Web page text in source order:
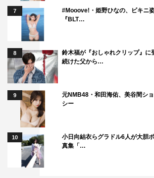
『VIVANT』©TBS
番組情報
TBS系
毎週日曜 午後9時～9時54分
※「Paravi」「U-NEXT」での配信あり
＜キャスト＞
7
#Mooove!・姫野ひなの、ビキニ
『BLT…
8
鈴木福が『おしゃれクリップ』
続けた父から…
9
元NMB48・和田海佑、美谷間シ
シー
10
小日向結衣らグラドル6人が大胆
真集「…